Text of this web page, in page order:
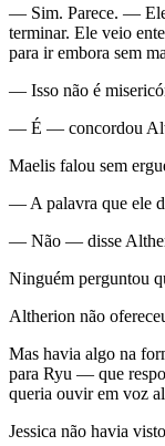
— Sim. Parece. —
terminar. Ele veio
para ir embora sem
— Isso não é
— É — concordou
Maelis falou sem
— A palavra que ele
— Não — disse
Ninguém perguntou
Altherion não
Mas havia algo na
para Ryu — que
queria ouvir em voz
Jessica não havia